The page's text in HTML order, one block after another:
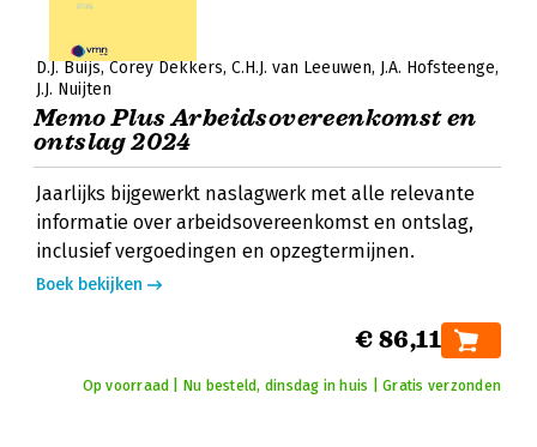
D.J. Buijs Corey Dekkers C.H.J. van Leeuwen J.A. Hofsteenge
J.J. Nuijten
Memo Plus Arbeidsovereenkomst en
ontslag 2024
Jaarlijks bijgewerkt naslagwerk met alle relevante
informatie over arbeidsovereenkomst en ontslag,
inclusief vergoedingen en opzegtermijnen.
Boek bekijken
€ 86,11
Op voorraad | Nu besteld, dinsdag in huis | Gratis verzonden